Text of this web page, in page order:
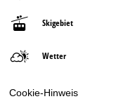
Cookie-Hinweis
Skigebiet
Wetter